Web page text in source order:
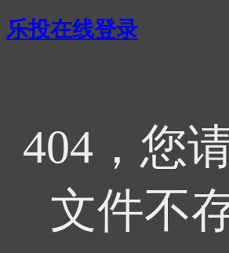
乐投在线登录
404，您
文件不